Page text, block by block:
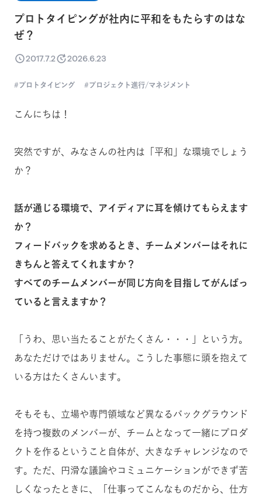
プロトタイピングが社内に平和をもたらすのはな
ぜ？
2017.7.2 2026.6.23
プロトタイピング プロジェクト進行/マネジメント
こんにちは！
突然ですが、みなさんの社内は「平和」な環境でしょう
か？
話が通じる環境で、アイディアに耳を傾けてもらえます
か？
フィードバックを求めるとき、チームメンバーはそれに
きちんと答えてくれますか？
すべてのチームメンバーが同じ方向を目指してがんばっ
ていると言えますか？
「うわ、思い当たることがたくさん・・・」という方。
あなただけではありません。こうした事態に頭を抱えて
いる方はたくさんいます。
そもそも、立場や専門領域など異なるバックグラウンド
を持つ複数のメンバーが、チームとなって一緒にプロダ
クトを作るということ自体が、大きなチャレンジなので
す。ただ、円滑な議論やコミュニケーションができず苦
しくなったときに、「仕事ってこんなものだから、仕方